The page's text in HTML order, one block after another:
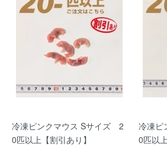
冷凍ピンクマウス Sサイズ 2
0匹以上【割引あり】
冷凍
0匹以